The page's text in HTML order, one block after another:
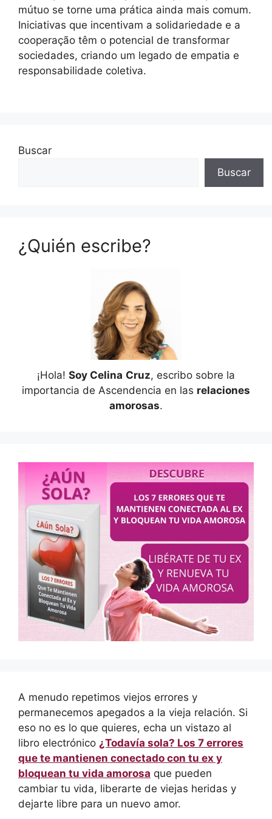
mútuo se torne uma prática ainda mais comum.
Iniciativas que incentivam a solidariedade e a
cooperação têm o potencial de transformar
sociedades, criando um legado de empatia e
responsabilidade coletiva.
Buscar
Buscar
¿Quién escribe?
¡Hola! Soy Celina Cruz, escribo sobre la
importancia de Ascendencia en las relaciones
amorosas.
A menudo repetimos viejos errores y
permanecemos apegados a la vieja relación. Si
eso no es lo que quieres, echa un vistazo al
libro electrónico ¿Todavía sola? Los 7 errores
que te mantienen conectado con tu ex y
bloquean tu vida amorosa que pueden
cambiar tu vida, liberarte de viejas heridas y
dejarte libre para un nuevo amor.